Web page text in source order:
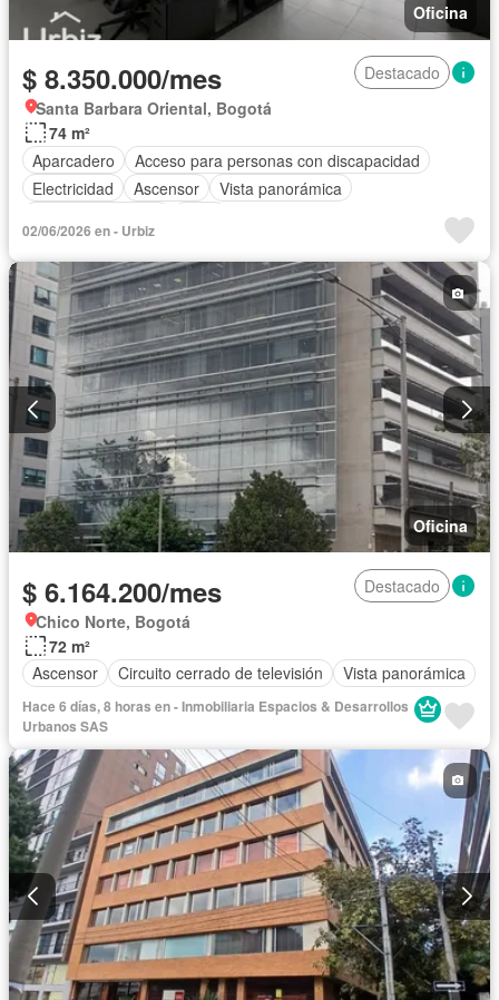
Oficina
$ 8.350.000/mes
Destacado
Santa Barbara Oriental, Bogotá
74 m²
Aparcadero
Acceso para personas con discapacidad
Electricidad
Ascensor
Vista panorámica
02/06/2026 en - Urbiz
Oficina
$ 6.164.200/mes
Destacado
Chico Norte, Bogotá
72 m²
Ascensor
Circuito cerrado de televisión Vista panorámica
Hace 6 días, 8 horas en - Inmobiliaria Espacios & Desarrollos
Urbanos SAS